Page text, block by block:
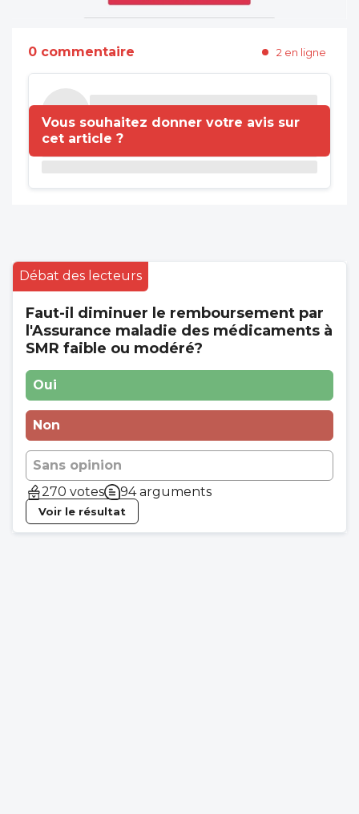
0 commentaire 2 en ligne
Vous souhaitez donner votre avis sur
cet article ?
Débat des lecteurs
Faut-il diminuer le remboursement par
l'Assurance maladie des médicaments à
SMR faible ou modéré?
Oui
Non
Sans opinion
270 votes
94 arguments
Voir le résultat